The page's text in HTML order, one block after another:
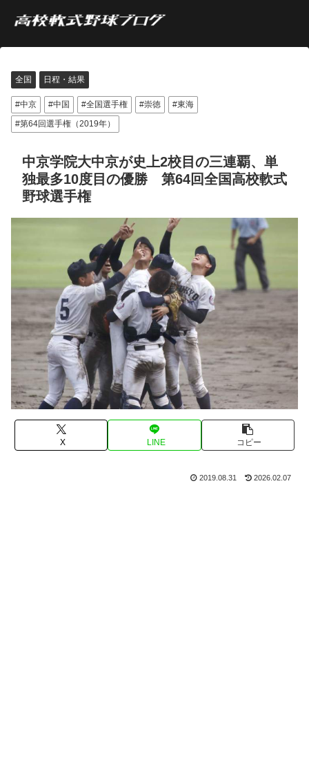
全国 日程・結果
中京 中国 全国選手権 崇徳
東海
第64回選手権（2019年）
中京学院大中京が史上2校目の三連覇、単
独最多10度目の優勝 第64回全国高校軟式
野球選手権
X LINE コピー
2019.08.31 2026.02.07